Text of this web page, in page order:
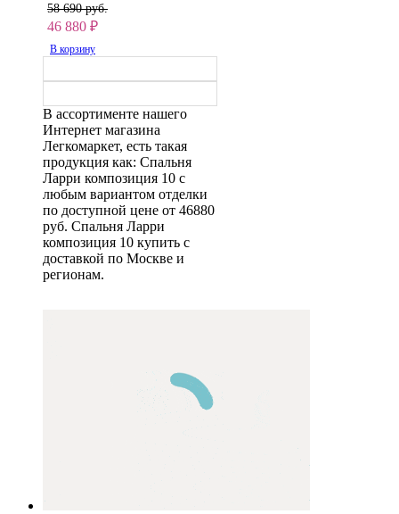
58 690 руб.
46 880 ₽
В корзину
В ассортименте нашего
Интернет магазина
Легкомаркет, есть такая
продукция как: Спальня
Ларри композиция 10 с
любым вариантом отделки
по доступной цене от 46880
руб. Спальня Ларри
композиция 10 купить с
доставкой по Москве и
регионам.